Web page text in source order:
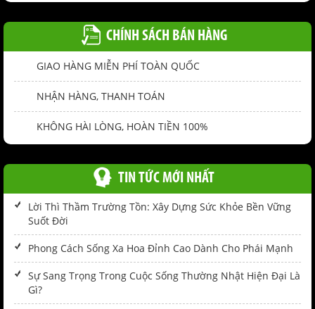
CHÍNH SÁCH BÁN HÀNG
GIAO HÀNG MIỄN PHÍ TOÀN QUỐC
NHẬN HÀNG, THANH TOÁN
KHÔNG HÀI LÒNG, HOÀN TIỀN 100%
TIN TỨC MỚI NHẤT
Lời Thì Thầm Trường Tồn: Xây Dựng Sức Khỏe Bền Vững
Suốt Đời
Phong Cách Sống Xa Hoa Đỉnh Cao Dành Cho Phái Mạnh
Sự Sang Trọng Trong Cuộc Sống Thường Nhật Hiện Đại Là
Gì?